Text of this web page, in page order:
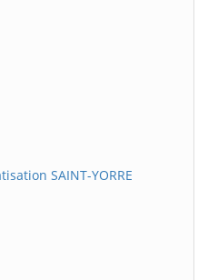
SAINT-YORRE